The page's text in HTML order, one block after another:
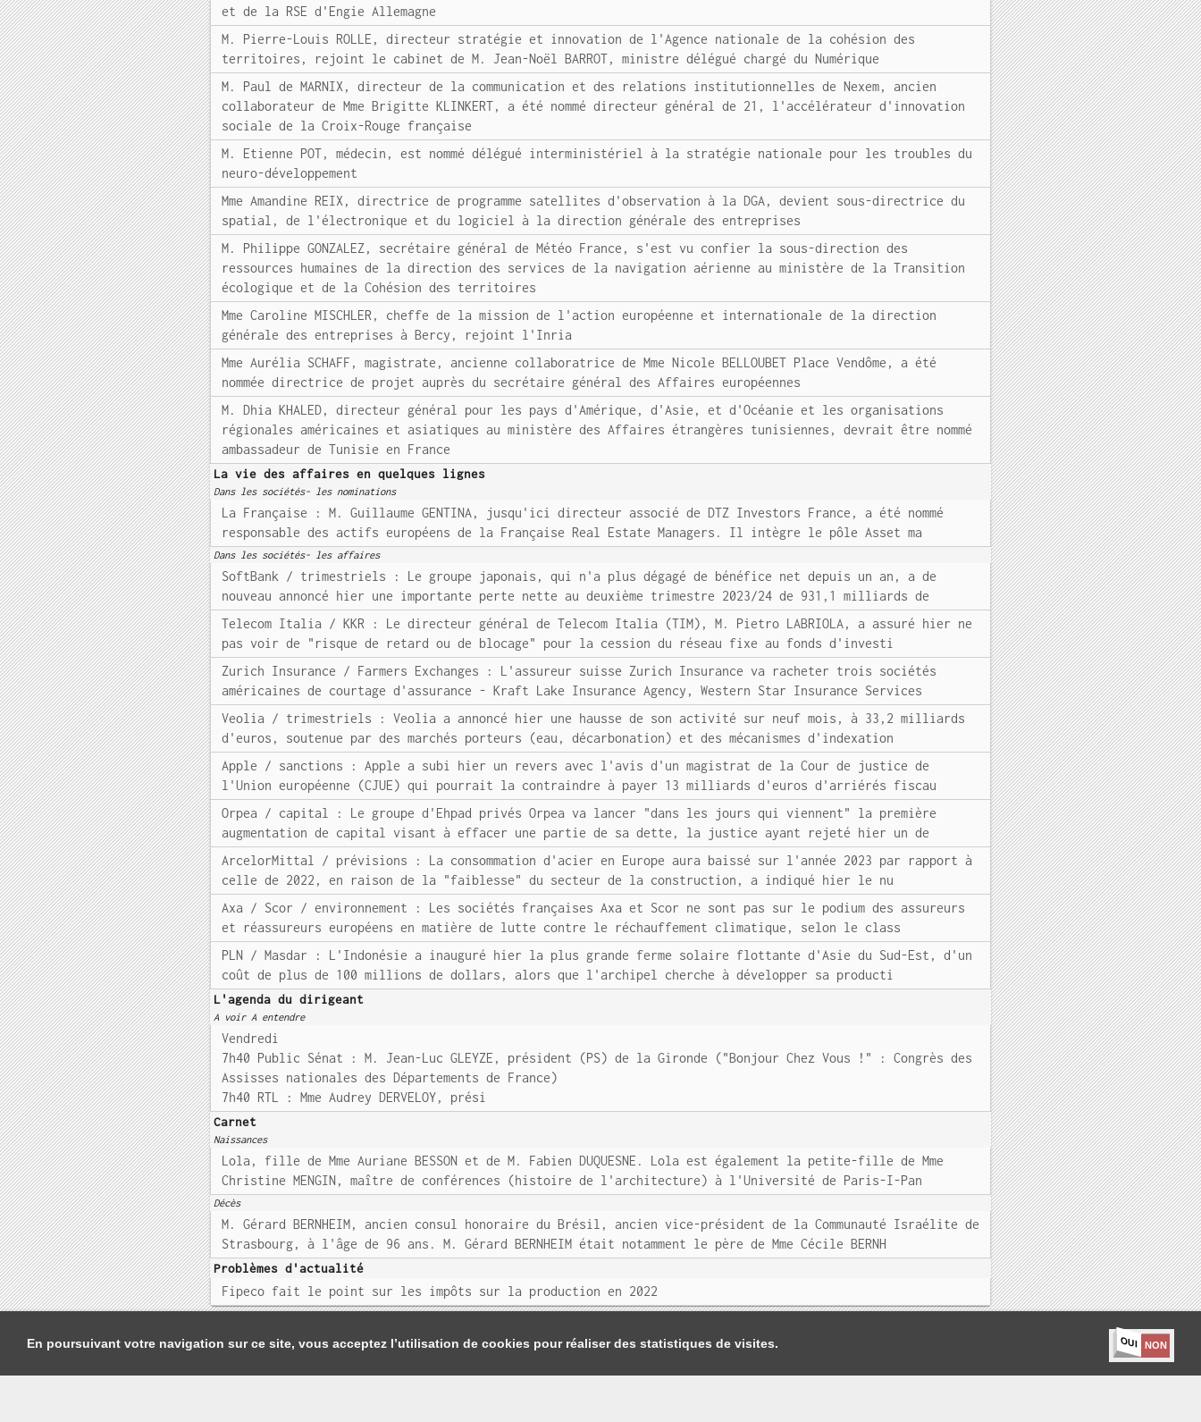
En poursuivant votre navigation sur ce site, vous acceptez l’utilisation de cookies pour réaliser des statistiques de visites. OUI NON
et de la RSE d'Engie Allemagne
M. Pierre-Louis ROLLE, directeur stratégie et innovation de l'Agence nationale de la cohésion des
territoires, rejoint le cabinet de M. Jean-Noël BARROT, ministre délégué chargé du Numérique
M. Paul de MARNIX, directeur de la communication et des relations institutionnelles de Nexem, ancien
collaborateur de Mme Brigitte KLINKERT, a été nommé directeur général de 21, l'accélérateur d'innovation
sociale de la Croix-Rouge française
M. Etienne POT, médecin, est nommé délégué interministériel à la stratégie nationale pour les troubles du
neuro-développement
Mme Amandine REIX, directrice de programme satellites d'observation à la DGA, devient sous-directrice du
spatial, de l'électronique et du logiciel à la direction générale des entreprises
M. Philippe GONZALEZ, secrétaire général de Météo France, s'est vu confier la sous-direction des
ressources humaines de la direction des services de la navigation aérienne au ministère de la Transition
écologique et de la Cohésion des territoires
Mme Caroline MISCHLER, cheffe de la mission de l'action européenne et internationale de la direction
générale des entreprises à Bercy, rejoint l'Inria
Mme Aurélia SCHAFF, magistrate, ancienne collaboratrice de Mme Nicole BELLOUBET Place Vendôme, a été
nommée directrice de projet auprès du secrétaire général des Affaires européennes
M. Dhia KHALED, directeur général pour les pays d'Amérique, d'Asie, et d'Océanie et les organisations
régionales américaines et asiatiques au ministère des Affaires étrangères tunisiennes, devrait être nommé
ambassadeur de Tunisie en France
La vie des affaires en quelques lignes
Dans les sociétés- les nominations
La Française : M. Guillaume GENTINA, jusqu'ici directeur associé de DTZ Investors France, a été nommé
responsable des actifs européens de la Française Real Estate Managers. Il intègre le pôle Asset ma
Dans les sociétés- les affaires
SoftBank / trimestriels : Le groupe japonais, qui n'a plus dégagé de bénéfice net depuis un an, a de
nouveau annoncé hier une importante perte nette au deuxième trimestre 2023/24 de 931,1 milliards de
Telecom Italia / KKR : Le directeur général de Telecom Italia (TIM), M. Pietro LABRIOLA, a assuré hier ne
pas voir de "risque de retard ou de blocage" pour la cession du réseau fixe au fonds d'investi
Zurich Insurance / Farmers Exchanges : L'assureur suisse Zurich Insurance va racheter trois sociétés
américaines de courtage d'assurance - Kraft Lake Insurance Agency, Western Star Insurance Services
Veolia / trimestriels : Veolia a annoncé hier une hausse de son activité sur neuf mois, à 33,2 milliards
d'euros, soutenue par des marchés porteurs (eau, décarbonation) et des mécanismes d'indexation
Apple / sanctions : Apple a subi hier un revers avec l'avis d'un magistrat de la Cour de justice de
l'Union européenne (CJUE) qui pourrait la contraindre à payer 13 milliards d'euros d'arriérés fiscau
Orpea / capital : Le groupe d'Ehpad privés Orpea va lancer "dans les jours qui viennent" la première
augmentation de capital visant à effacer une partie de sa dette, la justice ayant rejeté hier un de
ArcelorMittal / prévisions : La consommation d'acier en Europe aura baissé sur l'année 2023 par rapport à
celle de 2022, en raison de la "faiblesse" du secteur de la construction, a indiqué hier le nu
Axa / Scor / environnement : Les sociétés françaises Axa et Scor ne sont pas sur le podium des assureurs
et réassureurs européens en matière de lutte contre le réchauffement climatique, selon le class
PLN / Masdar : L'Indonésie a inauguré hier la plus grande ferme solaire flottante d'Asie du Sud-Est, d'un
coût de plus de 100 millions de dollars, alors que l'archipel cherche à développer sa producti
L'agenda du dirigeant
A voir A entendre
Vendredi
7h40 Public Sénat : M. Jean-Luc GLEYZE, président (PS) de la Gironde ("Bonjour Chez Vous !" : Congrès des
Assisses nationales des Départements de France)
7h40 RTL : Mme Audrey DERVELOY, prési
Carnet
Naissances
Lola, fille de Mme Auriane BESSON et de M. Fabien DUQUESNE. Lola est également la petite-fille de Mme
Christine MENGIN, maître de conférences (histoire de l'architecture) à l'Université de Paris-I-Pan
Décès
M. Gérard BERNHEIM, ancien consul honoraire du Brésil, ancien vice-président de la Communauté Israélite de
Strasbourg, à l'âge de 96 ans. M. Gérard BERNHEIM était notamment le père de Mme Cécile BERNH
Problèmes d'actualité
Fipeco fait le point sur les impôts sur la production en 2022